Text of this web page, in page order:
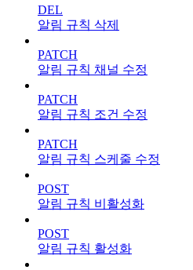
DEL
알림 규칙 삭제
PATCH
알림 규칙 채널 수정
PATCH
알림 규칙 조건 수정
PATCH
알림 규칙 스케줄 수정
POST
알림 규칙 비활성화
POST
알림 규칙 활성화